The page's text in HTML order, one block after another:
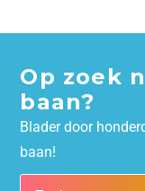
Op zoek
baan?
Blader door
baan!